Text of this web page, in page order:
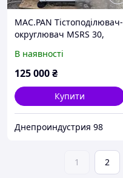
MAC.PAN Тістоподілювач-
округлювач MSRS 30,
В наявності
125 000₴
Купити
Днепроиндустрия 98
1 2